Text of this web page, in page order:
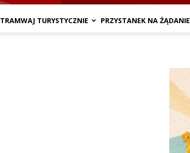
TRAMWAJ TURYSTYCZNIE PRZYSTANEK NA ŻĄDANIE